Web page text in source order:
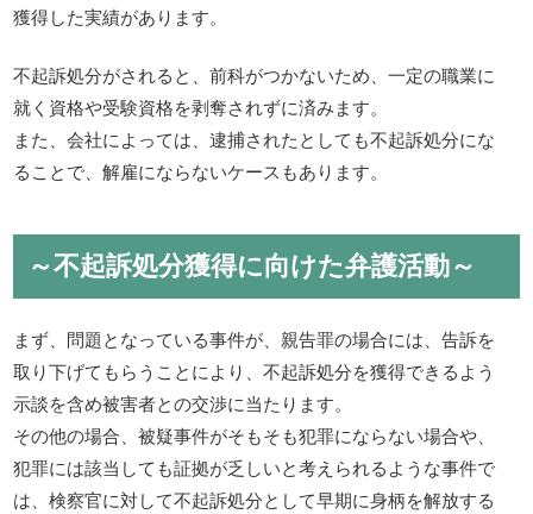
獲得した実績があります。
不起訴処分がされると、前科がつかないため、一定の職業に
就く資格や受験資格を剥奪されずに済みます。
また、会社によっては、逮捕されたとしても不起訴処分にな
ることで、解雇にならないケースもあります。
～不起訴処分獲得に向けた弁護活動～
まず、問題となっている事件が、親告罪の場合には、告訴を
取り下げてもらうことにより、不起訴処分を獲得できるよう
示談を含め被害者との交渉に当たります。
その他の場合、被疑事件がそもそも犯罪にならない場合や、
犯罪には該当しても証拠が乏しいと考えられるような事件で
は、検察官に対して不起訴処分として早期に身柄を解放する